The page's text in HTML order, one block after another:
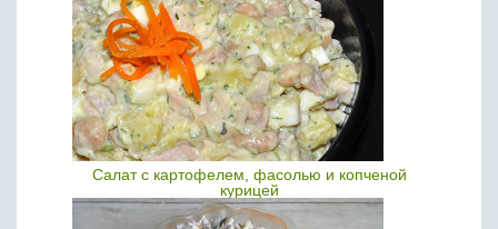
Салат с картофелем, фасолью и копченой
курицей